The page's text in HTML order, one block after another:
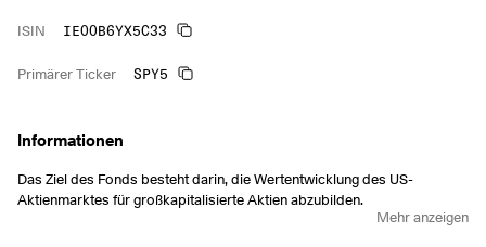
Informationen
Das Ziel des Fonds besteht darin, die Wertentwicklung des US-
Aktienmarktes für großkapitalisierte Aktien abzubilden.
Mehr anzeigen
ISIN IE00B6YX5C33
Primärer Ticker SPY5